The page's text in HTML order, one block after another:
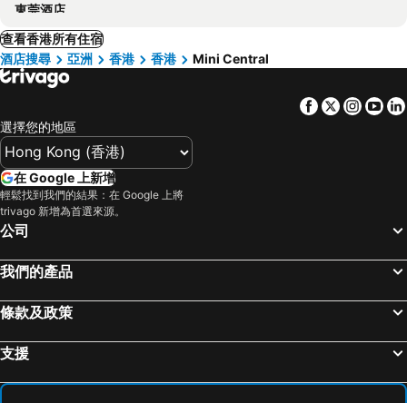
東莞酒店
查看香港所有住宿
酒店搜尋
亞洲 香港 香港 Mini Central
Facebook
Twitter
選擇您的地區
在 Google 上新增
輕鬆找到我們的結果：在 Google 上將
trivago 新增為首選來源。
公司
我們的產品
條款及政策
支援